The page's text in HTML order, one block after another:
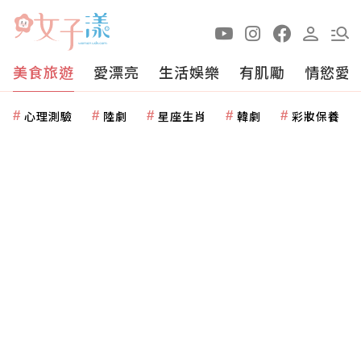
美食旅遊 愛漂亮 生活娛樂 有肌勵 情慾愛
心理測驗 陸劇 星座生肖 韓劇 彩妝保養